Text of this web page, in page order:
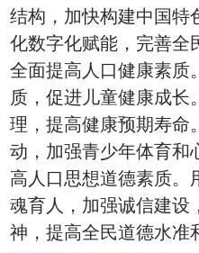
结构，加快构建中国特
化数字化赋能，完善全
全面提高人口健康素质
质，促进儿童健康成长
理，提高健康预期寿命
动，加强青少年体育和
高人口思想道德素质。
魂育人，加强诚信建设
神，提高全民道德水准